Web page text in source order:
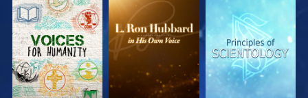
SERIE
ENTDECKEN
SERIE
ENTDECKEN
SERIE
ENTDECKEN